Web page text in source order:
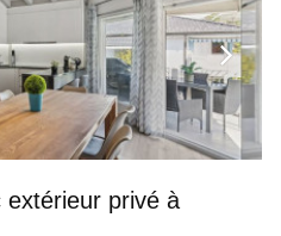
extérieur privé à